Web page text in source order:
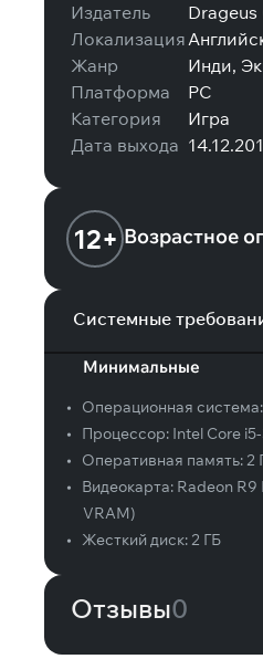
Издатель
Drageus
Локализация
Жанр
Инди,
Платформа
PC
Категория
Игра
Дата выхода
12+ Возрастное
Системные
Минимальные
• Операционная система:
•
Процессор: Intel Core
•
Оперативная память:2
•
Видеокарта: Radeon R9
VRAM)
•
Жесткий диск:2 ГБ
Отзывы0